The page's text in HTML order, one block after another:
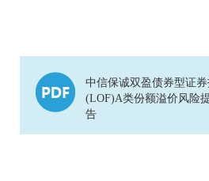
中信保诚双盈债券型证
(LOF)A类份额溢价风险
告